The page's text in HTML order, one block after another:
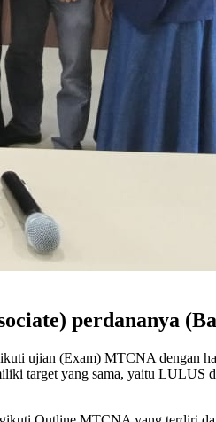
perdananya
ujian (Exam) MTCNA dengan
target yang sama, yaitu LULUS